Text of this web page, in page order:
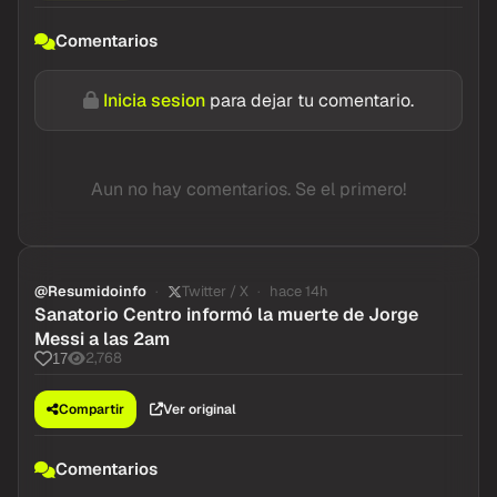
Comentarios
Inicia sesion para dejar tu comentario.
Aun no hay comentarios. Se el primero!
@Resumidoinfo Twitter / X hace 14h
Sanatorio Centro informó la muerte de Jorge
Messi a las 2am
17 2,768
Compartir Ver original
Comentarios